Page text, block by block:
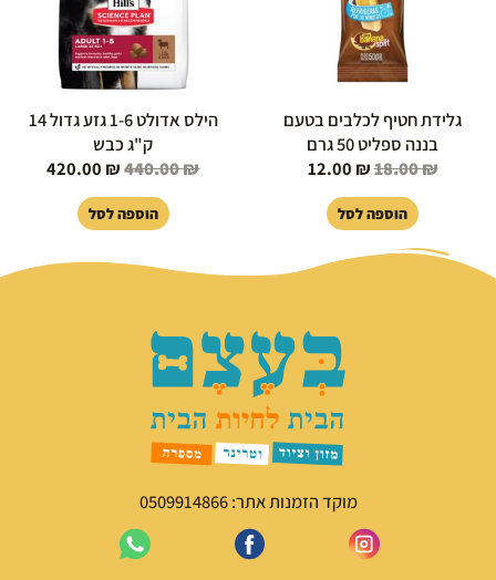
גלידת חטיף לכלבים בטעם
בננה ספליט 50 גרם
18.00₪
12.00 ₪
הוספה לסל
הילס אדולט 1-6 גזע גדול 14
ק"ג כבש
440.00₪
420.00 ₪
הוספה לסל
מוקד הזמנות אתר: 0509914866